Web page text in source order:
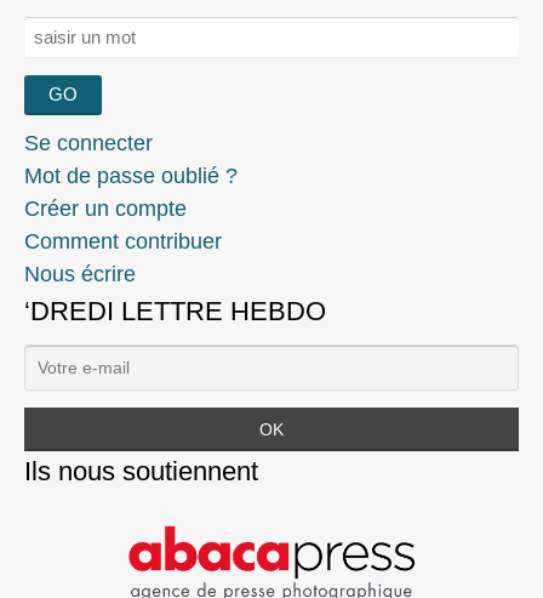
Rechercher :
Se connecter
Mot de passe oublié ?
Créer un compte
Comment contribuer
Nous écrire
‘DREDI LETTRE HEBDO
Ils nous soutiennent